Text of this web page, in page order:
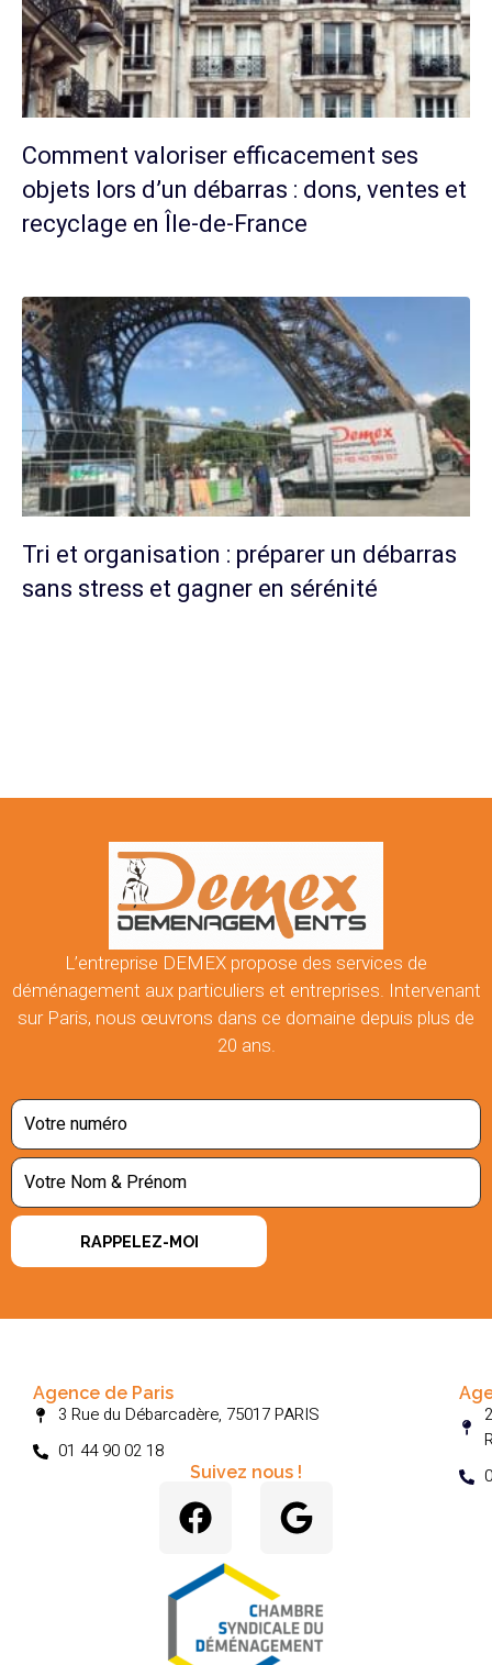
Comment valoriser efficacement ses
objets lors d’un débarras : dons, ventes et
recyclage en Île-de-France
Tri et organisation : préparer un débarras
sans stress et gagner en sérénité
L’entreprise DEMEX propose des services de
déménagement aux particuliers et entreprises. Intervenant
sur Paris, nous œuvrons dans ce domaine depuis plus de
20 ans.
RAPPELEZ-MOI
Agence de Paris
3 Rue du Débarcadère, 75017 PARIS
01 44 90 02 18
Suivez nous !